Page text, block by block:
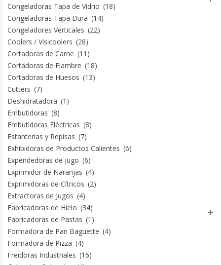
Congeladoras Tapa de Vidrio (18)
Congeladoras Tapa Dura (14)
Congeladores Verticales (22)
Coolers / Visicoolers (28)
Cortadoras de Carne (11)
Cortadoras de Fiambre (18)
Cortadoras de Huesos (13)
Cutters (7)
Deshidratadora (1)
Embutidoras (8)
Embutidoras Eléctricas (8)
Estanterías y Repisas (7)
Exhibidoras de Productos Calientes (6)
Expendedoras de Jugo (6)
Exprimidor de Naranjas (4)
Exprimidoras de Cítricos (2)
Extractoras de Jugos (4)
Fabricadoras de Hielo (34)
Fabricadoras de Pastas (1)
Formadora de Pan Baguette (4)
Formadora de Pizza (4)
Freidoras Industriales (16)